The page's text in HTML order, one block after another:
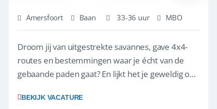
Amersfoort Baan 33-36 uur MBO
Droom jij van uitgestrekte savannes, gave 4x4-
routes en bestemmingen waar je écht van de
gebaande paden gaat? En lijkt het je geweldig om
samen te stellen? Dan zoeken wij jou.
BEKIJK VACATURE